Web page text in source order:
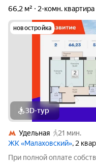
66,2 м²
2-комн. квартира
новостройка
3D-тур
Удельная
21 мин.
ЖК «Малаховский», 2
При полной оплате